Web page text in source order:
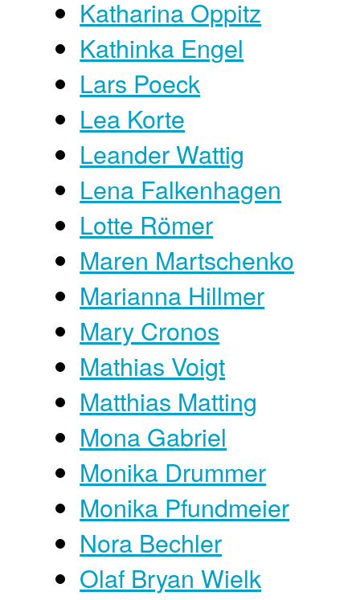
Katharina Oppitz
Kathinka Engel
Lars Poeck
Lea Korte
Leander Wattig
Lena Falkenhagen
Lotte Römer
Maren Martschenko
Marianna Hillmer
Mary Cronos
Mathias Voigt
Matthias Matting
Mona Gabriel
Monika Drummer
Monika Pfundmeier
Nora Bechler
Olaf Bryan Wielk